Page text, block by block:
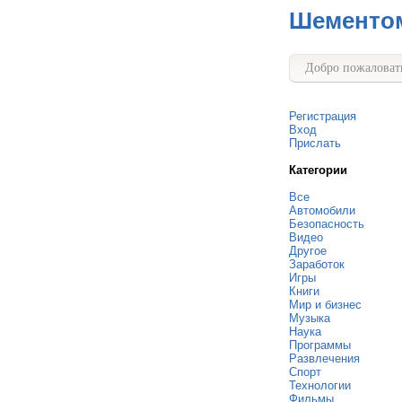
Добро
Регистрация
Вход
Прислать
Категории
Все
Автомобили
Безопасность
Видео
Другое
Заработок
Игры
Книги
Мир и бизнес
Музыка
Наука
Программы
Развлечения
Спорт
Технологии
Фильмы